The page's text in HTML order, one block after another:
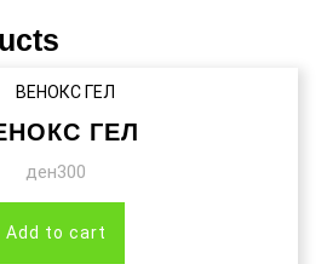
ГЕЛ
ден300
Add to cart